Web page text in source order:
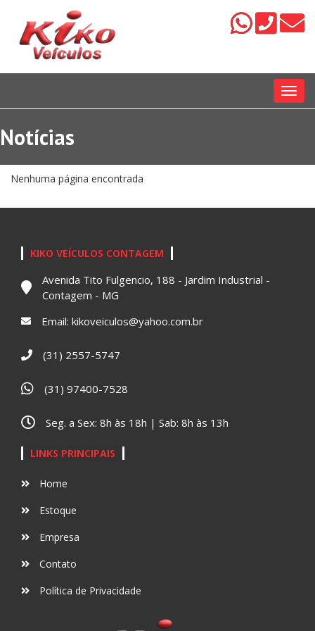
Menu
Notícias
Nenhuma página encontrada
KIKO VEÍCULOS CONTAGEM
Avenida Tito Fulgencio, 188 - Jardim Industrial -
Contagem - MG
Email: kikoveiculos@yahoo.com.br
(31) 2557-5747
(31) 97400-7528
Seg. a Sex: 8h às 18h | Sab: 8h às 13h
LINKS PRINCIPAIS
Home
Estoque
Empresa
Contato
Política de Privacidade